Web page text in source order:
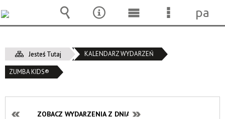
Jesteś Tutaj KALENDARZ WYDARZEŃ
ZUMBA KIDS®
ZOBACZ WYDARZENIA Z DNIA:
Wyszukiwarka
Narzędzia
MenuMenu